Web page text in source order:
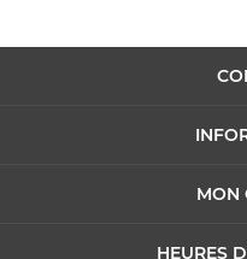
MON
HEURES